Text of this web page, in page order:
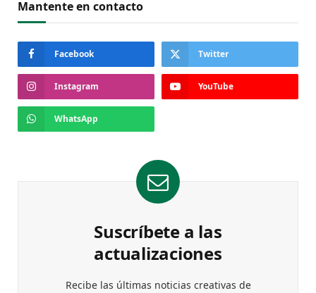
Mantente en contacto
Facebook Twitter
Instagram YouTube
WhatsApp
Suscríbete a las
actualizaciones
Recibe las últimas noticias creativas de